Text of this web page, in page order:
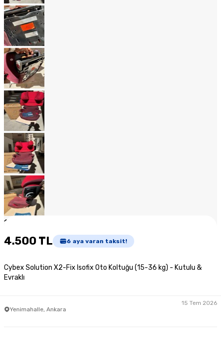
1
4.500 TL 6 aya varan taksit!
Cybex Solution X2-Fix Isofix Oto Koltuğu (15-36 kg) - Kutulu &
Evraklı
Yenimahalle, Ankara
15 Tem 2026